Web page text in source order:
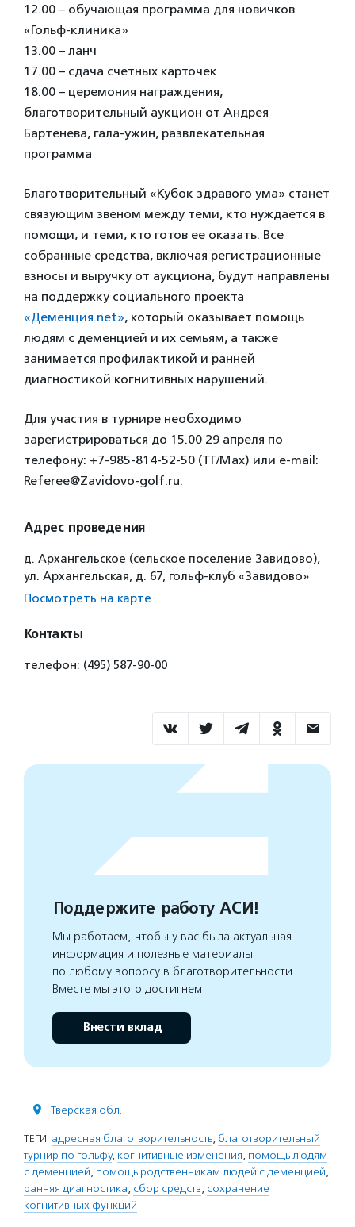
12.00 – обучающая программа для новичков
«Гольф-клиника»
13.00 – ланч
17.00 – сдача счетных карточек
18.00 – церемония награждения,
благотворительный аукцион от Андрея
Бартенева, гала-ужин, развлекательная
программа
Благотворительный «Кубок здравого ума» станет
связующим звеном между теми, кто нуждается в
помощи, и теми, кто готов ее оказать. Все
собранные средства, включая регистрационные
взносы и выручку от аукциона, будут направлены
на поддержку социального проекта
«Деменция.net», который оказывает помощь
людям с деменцией и их семьям, а также
занимается профилактикой и ранней
диагностикой когнитивных нарушений.
Для участия в турнире необходимо
зарегистрироваться до 15.00 29 апреля по
телефону: +7-985-814-52-50 (ТГ/Max) или e-mail:
Referee@Zavidovo-golf.ru.
Адрес проведения
д. Архангельское (сельское поселение Завидово),
ул. Архангельская, д. 67, гольф-клуб «Завидово»
Посмотреть на карте
Контакты
телефон: (495) 587-90-00
Поддержите работу АСИ!
Мы работаем, чтобы у вас была актуальная
информация и полезные материалы
по любому вопросу в благотворительности.
Вместе мы этого достигнем
Внести вклад
Тверская обл.
ТЕГИ: адресная благотворительность, благотворительный
турнир по гольфу, когнитивные изменения, помощь людям
с деменцией, помощь родственникам людей с деменцией,
ранняя диагностика, сбор средств, сохранение
когнитивных функций